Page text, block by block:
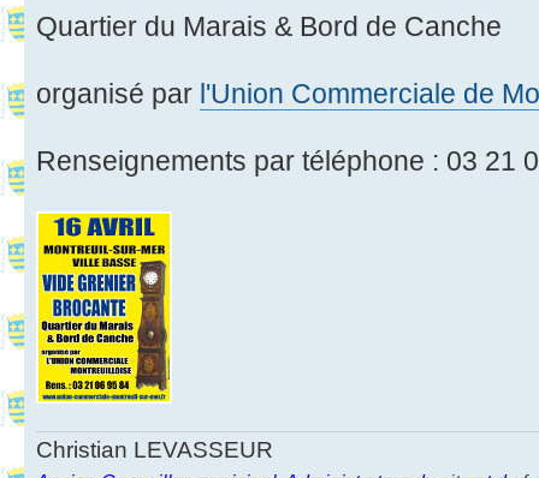
Quartier du Marais & Bord de Canche
organisé par l'Union Commerciale de
Renseignements par téléphone : 03 21
Christian LEVASSEUR